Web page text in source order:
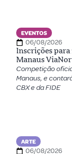
EVENTOS
06/08/2026
Inscrições para
Manaus
Competição
Manaus, e
CBX e da FIDE
ARTE
06/08/2026